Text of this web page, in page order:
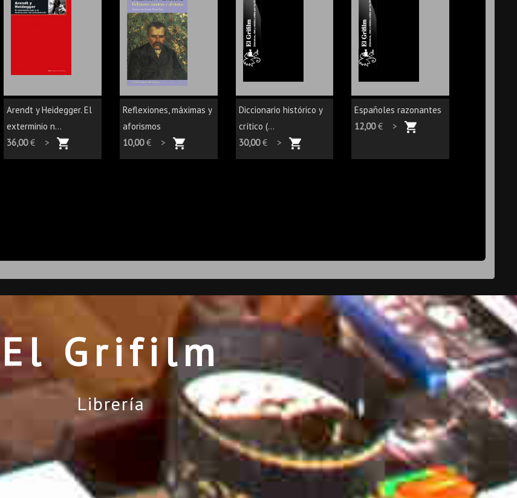
Arendt y Heidegger. El
exterminio n...
36,00€ >
Reflexiones, máximas y
aforismos
10,00€ >
Diccionario histórico y
crítico (...
30,00€ >
Españoles razonantes
12,00€ >
El Grifilm
Librería